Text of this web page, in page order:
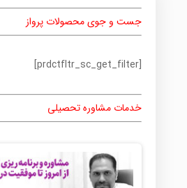
جست و جوی محصولات پرواز
[prdctfltr_sc_get_filter]
خدمات مشاوره تحصیلی